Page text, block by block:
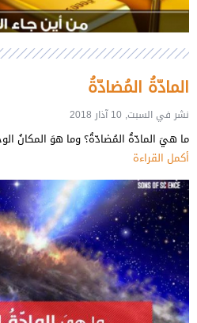
المادّةُ المُضادّةُ
نشر في السبت, 10 آذار 2018
ما هيَ المادّةُ المُضادّةُ؟ وما هوَ المكانُ
أكمل القراءة